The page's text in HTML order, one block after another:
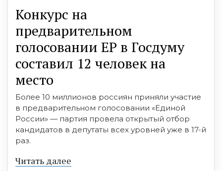
Конкурс на
предварительном
голосовании ЕР в Госдуму
составил 12 человек на
место
Более 10 миллионов россиян приняли участие
в предварительном голосовании «Единой
России» — партия провела открытый отбор
кандидатов в депутаты всех уровней уже в 17-й
раз.
Читать далее